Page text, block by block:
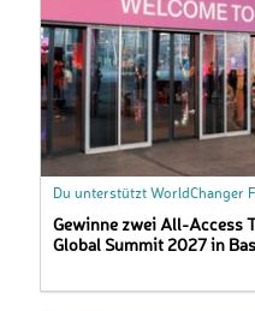
Du unterstützt WorldChanger
Gewinne zwei All-Access
Global Summit 2027 in